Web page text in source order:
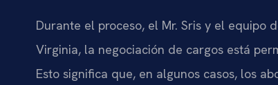
Durante el proceso, el Mr. Sris y el equipo
Virginia, la negociación de cargos está
Esto significa que, en algunos casos, los